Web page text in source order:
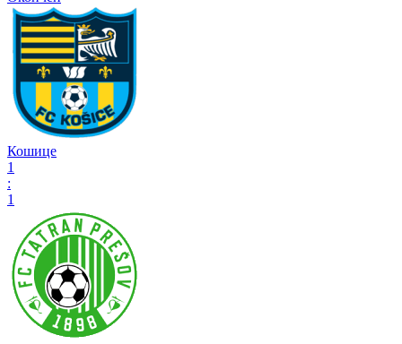
Кошице
1
:
1